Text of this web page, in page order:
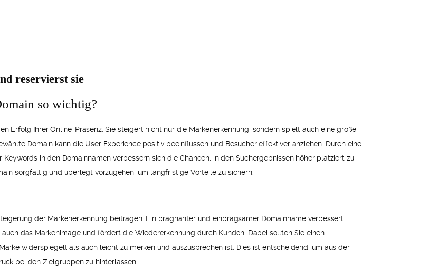
reservierst sie
so wichtig?
Erfolg Ihrer Online-Präsenz. Sie steigert nicht nur die Markenerkennung, sondern spielt auch eine große
Domain kann die User Experience positiv beeinflussen und Besucher effektiver anziehen. Durch eine
in den Domainnamen verbessern sich die Chancen, in den Suchergebnissen höher platziert zu
sorgfältig und überlegt vorzugehen, um langfristige Vorteile zu sichern.
der Markenerkennung beitragen. Ein prägnanter und einprägsamer Domainname verbessert
das Markenimage und fördert die Wiedererkennung durch Kunden. Dabei sollten Sie einen
widerspiegelt als auch leicht zu merken und auszusprechen ist. Dies ist entscheidend, um aus der
bei den Zielgruppen zu hinterlassen.